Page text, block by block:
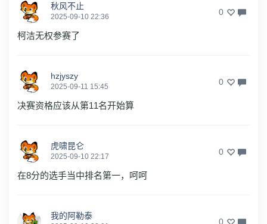
秋风不止
2025-09-10 22:36 0
柯洁无权参赛了
hzjyszy
2025-09-11 15:45 0
决赛资格应该从第11名开始算
虎啸昆仑
2025-09-10 22:17 0
在8分的选手当中排名第一，呵呵
我的阿勒泰
0